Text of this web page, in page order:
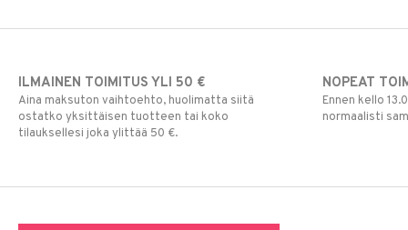
ILMAINEN TOIMITUS YLI 50 €
Aina maksuton vaihtoehto, huolimatta siitä
ostatko yksittäisen tuotteen tai koko
tilauksellesi joka ylittää 50 €.
NOPEAT
Ennen kello
normaalisti